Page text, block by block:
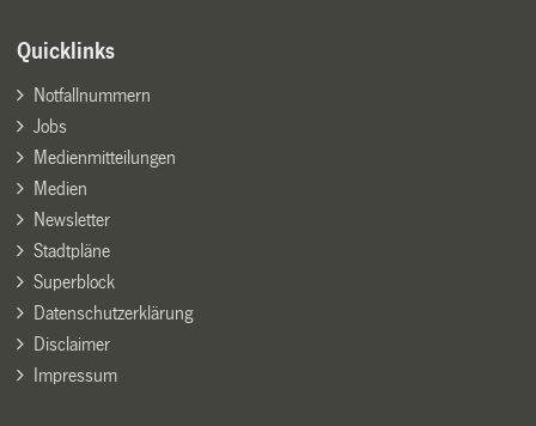
Quicklinks
Notfallnummern
Jobs
Medienmitteilungen
Medien
Newsletter
Stadtpläne
Superblock
Datenschutzerklärung
Disclaimer
Impressum